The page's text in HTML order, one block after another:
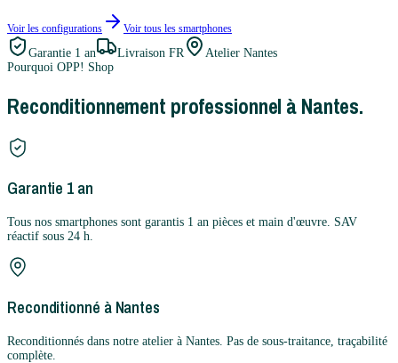
Voir les configurations Voir tous les smartphones
Garantie 1 an Livraison FR
Atelier Nantes
Pourquoi OPP! Shop
Reconditionnement professionnel à Nantes.
Garantie 1 an
Tous nos smartphones sont garantis 1 an pièces et main d'œuvre. SAV
réactif sous 24 h.
Reconditionné à Nantes
Reconditionnés dans notre atelier à Nantes. Pas de sous-traitance, traçabilité
complète.